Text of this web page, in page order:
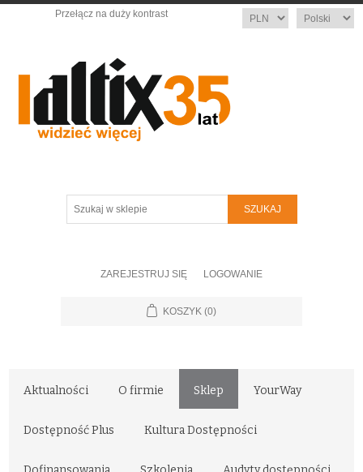
Język
Waluta
Przełącz na duży kontrast
sklepie
ZAREJESTRUJ SIĘ LOGOWANIE
KOSZYK (0)
Aktualności O firmie Sklep YourWay
Dostępność Plus Kultura Dostępności